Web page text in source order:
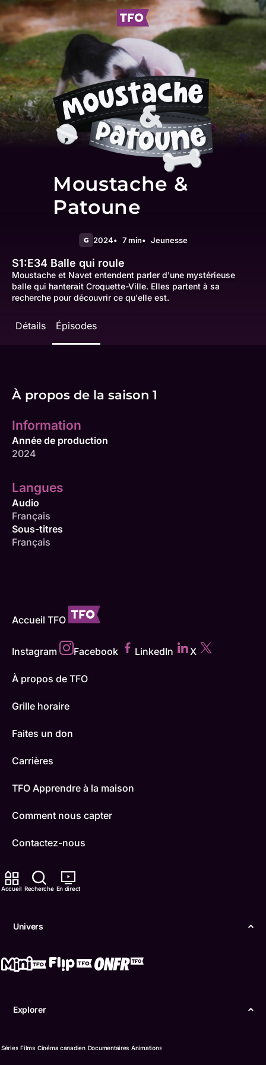
Accueil Recherche En direct
Univers
Explorer
Séries Films Cinéma canadien Documentaires Animations
Moustache &
Patoune
G 2024 7 min Jeunesse
S1:E34 Balle qui roule
Moustache et Navet entendent parler d'une mystérieuse
balle qui hanterait Croquette-Ville. Elles partent à sa
recherche pour découvrir ce qu'elle est.
Détails Épisodes
À propos de la saison 1
Information
Année de production
2024
Langues
Audio
Français
Sous-titres
Français
Accueil TFO
Instagram Facebook LinkedIn X
À propos de TFO
Grille horaire
Faites un don
Carrières
TFO Apprendre à la maison
Comment nous capter
Contactez-nous
ONFR
Boukili
Confidentialité
langue française de l’Ontario (TFO) - 2026